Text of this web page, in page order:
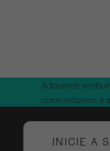
Adoramos
como estamos a
INICIE A